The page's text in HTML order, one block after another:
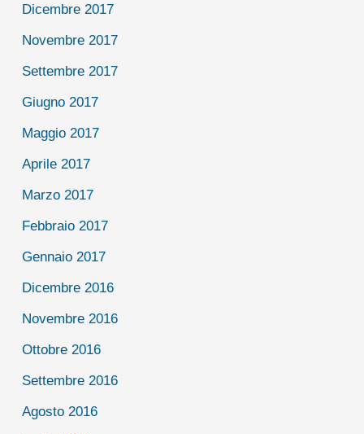
Dicembre 2017
Novembre 2017
Settembre 2017
Giugno 2017
Maggio 2017
Aprile 2017
Marzo 2017
Febbraio 2017
Gennaio 2017
Dicembre 2016
Novembre 2016
Ottobre 2016
Settembre 2016
Agosto 2016